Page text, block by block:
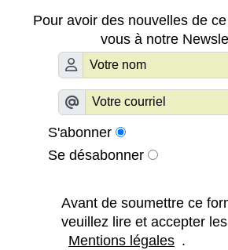
Pour avoir des nouvelles de
vous à notre
S'abonner
Se désabonner
Avant de soumettre ce
veuillez lire et accepter les
Mentions légales .